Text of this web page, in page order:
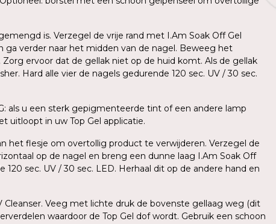
is. Verzegel de vrije rand met I.Am Soak Off Gel
verder naar het midden van de nagel. Beweeg het
ervoor dat de gellak niet op de huid komt. Als de gellak
Hard alle vier de nagels gedurende 120 sec. UV / 30 sec.
als u een sterk gepigmenteerde tint of een andere lamp
uitloopt in uw Top Gel applicatie.
het flesje om overtollig product te verwijderen. Verzegel de
op de nagel en breng een dunne laag I.Am Soak Off
sec. UV / 30 sec. LED. Herhaal dit op de andere hand en
Veeg met lichte druk de bovenste gellaag weg (dit
waardoor de Top Gel dof wordt. Gebruik een schoon